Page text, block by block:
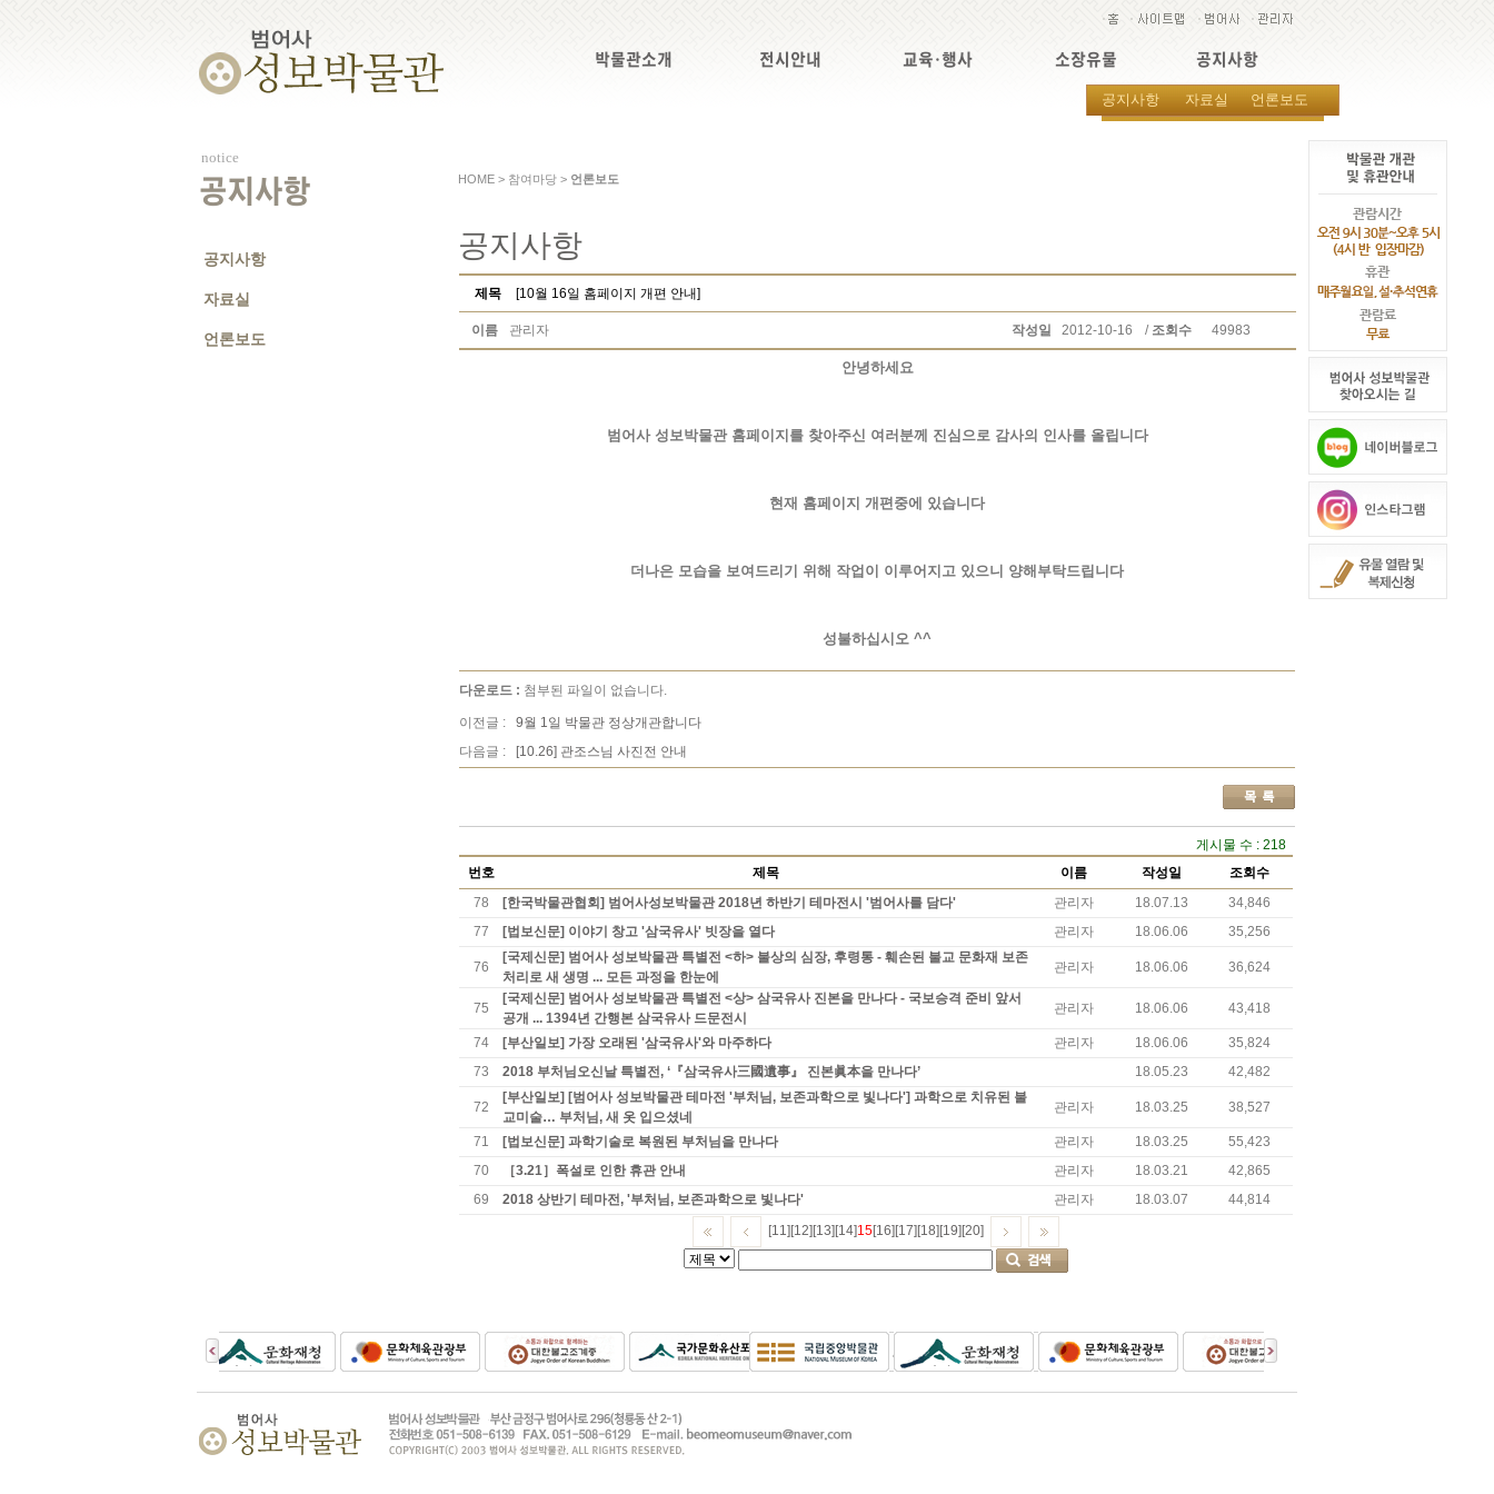
박물관소개 전시안내 교육·행사 소장유물 공지사항
공지사항 자료실 언론보도
notice
공지사항
공지사항
자료실
언론보도
HOME > 참여마당 > 언론보도
공지사항
제목 [10월 16일 홈페이지 개편 안내]
이름 관리자 작성일 2012-10-16 / 조회수 49983
안녕하세요
범어사 성보박물관 홈페이지를 찾아주신 여러분께 진심으로 감사의 인사를 올립니다
현재 홈페이지 개편중에 있습니다
더나은 모습을 보여드리기 위해 작업이 이루어지고 있으니 양해부탁드립니다
성불하십시오 ^^
다운로드 : 첨부된 파일이 없습니다.
이전글 : 9월 1일 박물관 정상개관합니다
다음글 :
[10.26] 관조스님 사진전 안내
게시물 수 : 218
번호
제목 이름 작성일
조회수
78
[한국박물관협회] 범어사성보박물관 2018년 하반기 테마전시 '범어사를 담다' 관리자 18.07.13
34,846
77
[법보신문] 이야기 창고 '삼국유사' 빗장을 열다 관리자 18.06.06 35,256
76
[국제신문] 범어사 성보박물관 특별전 <하> 불상의 심장, 후령통 - 훼손된 불교 문화재 보존
처리로 새 생명 ... 모든 과정을 한눈에
관리자 18.06.06 36,624
75
[국제신문] 범어사 성보박물관 특별전 <상> 삼국유사 진본을 만나다 - 국보승격 준비 앞서
공개 ... 1394년 간행본 삼국유사 드문전시
관리자 18.06.06 43,418
74 [부산일보] 가장 오래된 '삼국유사'와 마주하다 관리자 18.06.06
35,824
73
2018 부처님오신날 특별전, ‘『삼국유사三國遺事』 진본眞本을 만나다’ 18.05.23 42,482
72
[부산일보] [범어사 성보박물관 테마전 '부처님, 보존과학으로 빛나다'] 과학으로 치유된 불
교미술… 부처님, 새 옷 입으셨네
관리자 18.03.25 38,527
71 [법보신문] 과학기술로 복원된 부처님을 만나다 관리자 18.03.25
55,423
70
［3.21］폭설로 인한 휴관 안내 관리자 18.03.21
42,865
69
2018 상반기 테마전, '부처님, 보존과학으로 빛나다' 관리자 18.03.07 44,814
[11] [12] [13] [14]15[16] [17] [18] [19] [20]